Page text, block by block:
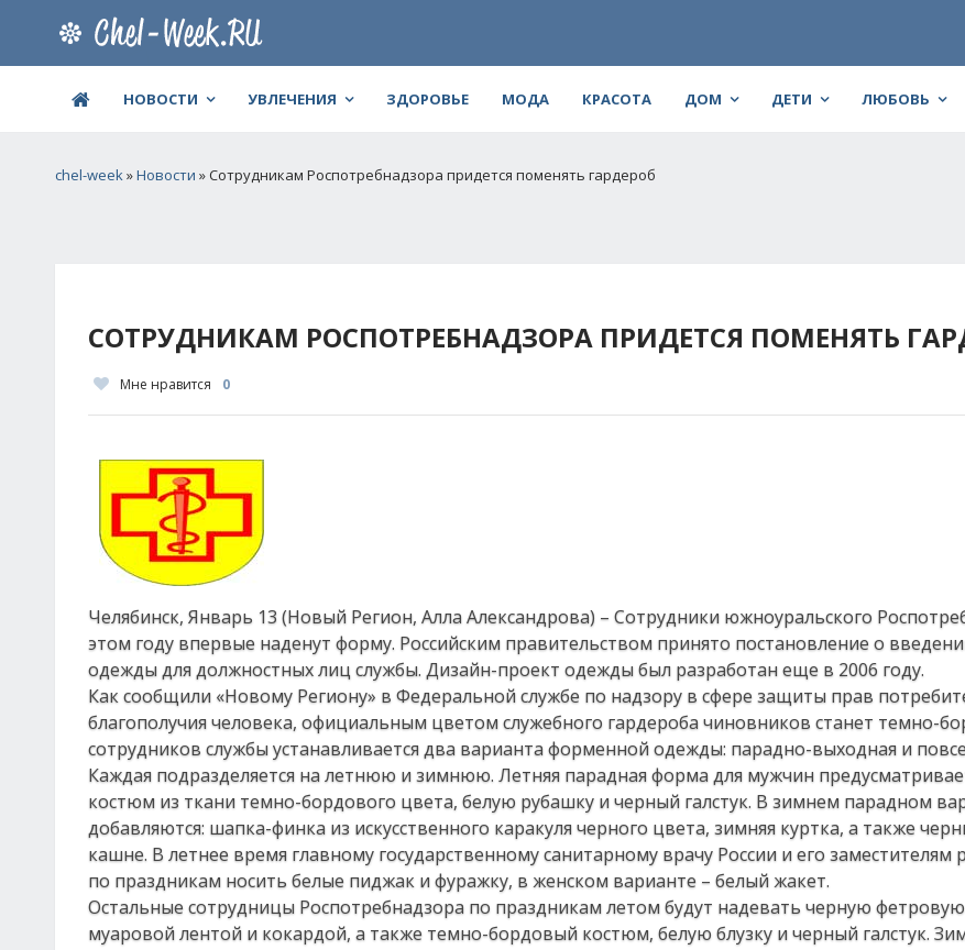
НОВОСТИ УВЛЕЧЕНИЯ ЗДОРОВЬЕ МОДА КРАСОТА ДОМ ДЕТИ ЛЮБОВЬ
chel-week»Новости » Сотрудникам Роспотребнадзора придется поменять гардероб
СОТРУДНИКАМ РОСПОТРЕБНАДЗОРА ПРИДЕТСЯ ПОМЕНЯТЬ
Мне нравится 0
Челябинск, Январь 13 (Новый Регион, Алла Александрова) – Сотрудники южноуральского
этом году впервые наденут форму. Российским правительством принято постановление о
одежды для должностных лиц службы. Дизайн-проект одежды был разработан еще в 2006 году.
Как сообщили «Новому Региону» в Федеральной службе по надзору в сфере защиты прав
благополучия человека, официальным цветом служебного гардероба чиновников станет темно-
сотрудников службы устанавливается два варианта форменной одежды: парадно-выходная и
Каждая подразделяется на летнюю и зимнюю. Летняя парадная форма для мужчин
костюм из ткани темно-бордового цвета, белую рубашку и черный галстук. В зимнем парадном
добавляются: шапка-финка из искусственного каракуля черного цвета, зимняя куртка, а также
кашне. В летнее время главному государственному санитарному врачу России и его заместителям
по праздникам носить белые пиджак и фуражку, в женском варианте – белый жакет.
Остальные сотрудницы Роспотребнадзора по праздникам летом будут надевать черную
муаровой лентой и кокардой, а также темно-бордовый костюм, белую блузку и черный галстук.